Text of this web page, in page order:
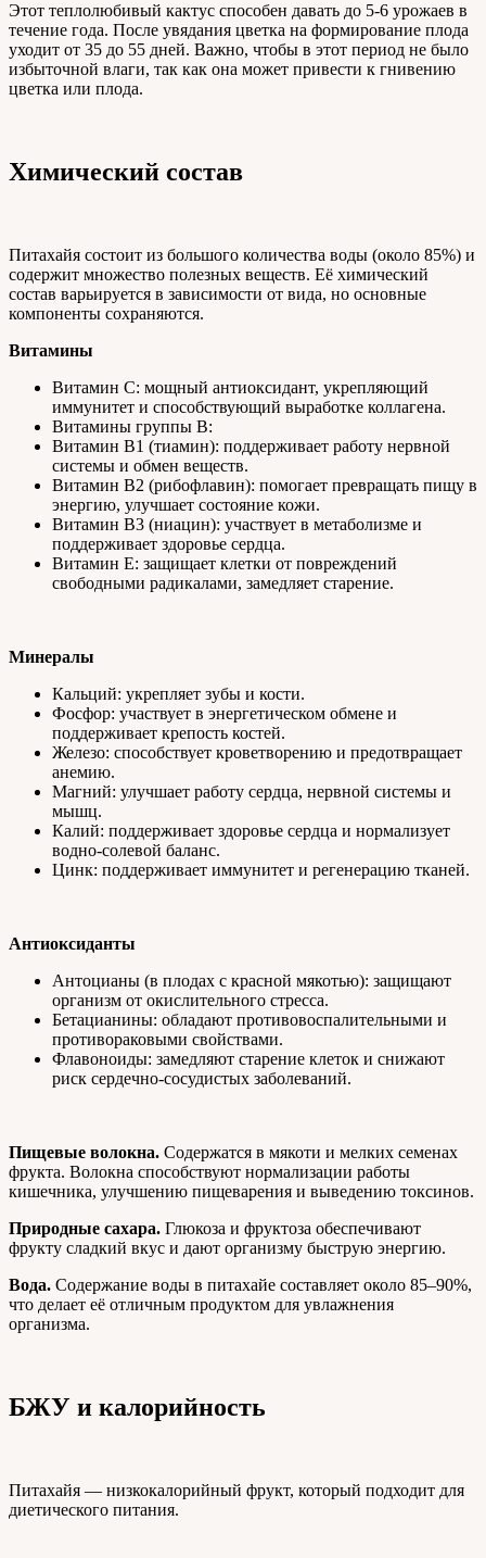
Этот теплолюбивый кактус способен давать до 5-6 урожаев в
течение года. После увядания цветка на формирование плода
уходит от 35 до 55 дней. Важно, чтобы в этот период не было
избыточной влаги, так как она может привести к гнивению
цветка или плода.
Химический состав
Питахайя состоит из большого количества воды (около 85%) и
содержит множество полезных веществ. Её химический
состав варьируется в зависимости от вида, но основные
компоненты сохраняются.
Витамины
Витамин C: мощный антиоксидант, укрепляющий
иммунитет и способствующий выработке коллагена.
Витамины группы B:
Витамин B1 (тиамин): поддерживает работу нервной
системы и обмен веществ.
Витамин B2 (рибофлавин): помогает превращать пищу в
энергию, улучшает состояние кожи.
Витамин B3 (ниацин): участвует в метаболизме и
поддерживает здоровье сердца.
Витамин E: защищает клетки от повреждений
свободными радикалами, замедляет старение.
Минералы
Кальций: укрепляет зубы и кости.
Фосфор: участвует в энергетическом обмене и
поддерживает крепость костей.
Железо: способствует кроветворению и предотвращает
анемию.
Магний: улучшает работу сердца, нервной системы и
мышц.
Калий: поддерживает здоровье сердца и нормализует
водно-солевой баланс.
Цинк: поддерживает иммунитет и регенерацию тканей.
Антиоксиданты
Антоцианы (в плодах с красной мякотью): защищают
организм от окислительного стресса.
Бетацианины: обладают противовоспалительными и
противораковыми свойствами.
Флавоноиды: замедляют старение клеток и снижают
риск сердечно-сосудистых заболеваний.
Пищевые волокна. Содержатся в мякоти и мелких семенах
фрукта. Волокна способствуют нормализации работы
кишечника, улучшению пищеварения и выведению токсинов.
Природные сахара. Глюкоза и фруктоза обеспечивают
фрукту сладкий вкус и дают организму быструю энергию.
Вода. Содержание воды в питахайе составляет около 85–90%,
что делает её отличным продуктом для увлажнения
организма.
БЖУ и калорийность
Питахайя — низкокалорийный фрукт, который подходит для
диетического питания.